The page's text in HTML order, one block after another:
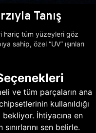
Tanış
hariç tüm yüzeyleri göz
sahip, özel “UV” ışınları
ve tüm parçaların ana
kullanıldığı
İhtiyacına en
sen belirle.